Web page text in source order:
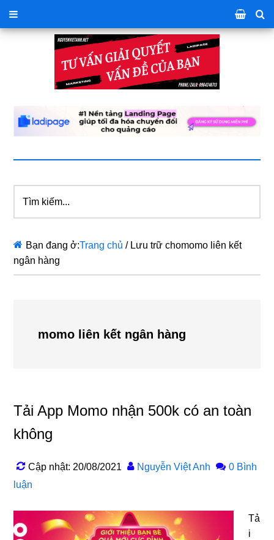
kiếm...
Bạn đang ở:Trang chủ /Lưu trữ chomomo liên kết
ngân hàng
momo liên kết ngân hàng
Tải App Momo nhận 500k có an toàn
không
Cập nhật: 20/08/2021 Nguyễn Việt Anh
0 Bình
luận
Tả
i